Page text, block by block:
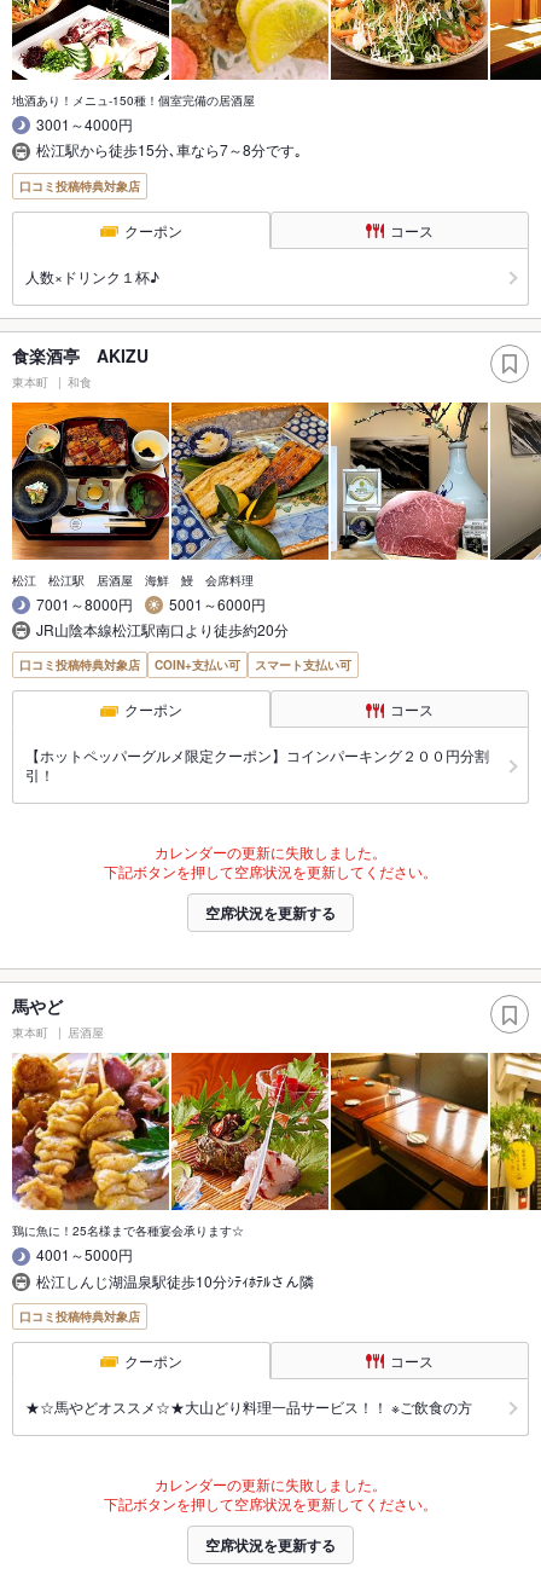
地酒あり！メニュ-150種！個室完備の居酒屋
3001～4000円
松江駅から徒歩15分､車なら7～8分です｡
口コミ投稿特典対象店
クーポン コース
人数×ドリンク１杯♪
食楽酒亭 AKIZU
東本町 和食
松江 松江駅 居酒屋 海鮮 鰻 会席料理
7001～8000円
5001～6000円
JR山陰本線松江駅南口より徒歩約20分
口コミ投稿特典対象店 COIN+支払い可 スマート支払い可
クーポン コース
【ホットペッパーグルメ限定クーポン】コインパーキング２００円分割
引！
カレンダーの更新に失敗しました。
下記ボタンを押して空席状況を更新してください。
空席状況を更新する
馬やど
東本町 居酒屋
鶏に魚に！25名様まで各種宴会承ります☆
4001～5000円
松江しんじ湖温泉駅徒歩10分ｼﾃｨﾎﾃﾙさん隣
口コミ投稿特典対象店
クーポン コース
★☆馬やどオススメ☆★大山どり料理一品サービス！！ ※ご飲食の方
カレンダーの更新に失敗しました。
下記ボタンを押して空席状況を更新してください。
空席状況を更新する